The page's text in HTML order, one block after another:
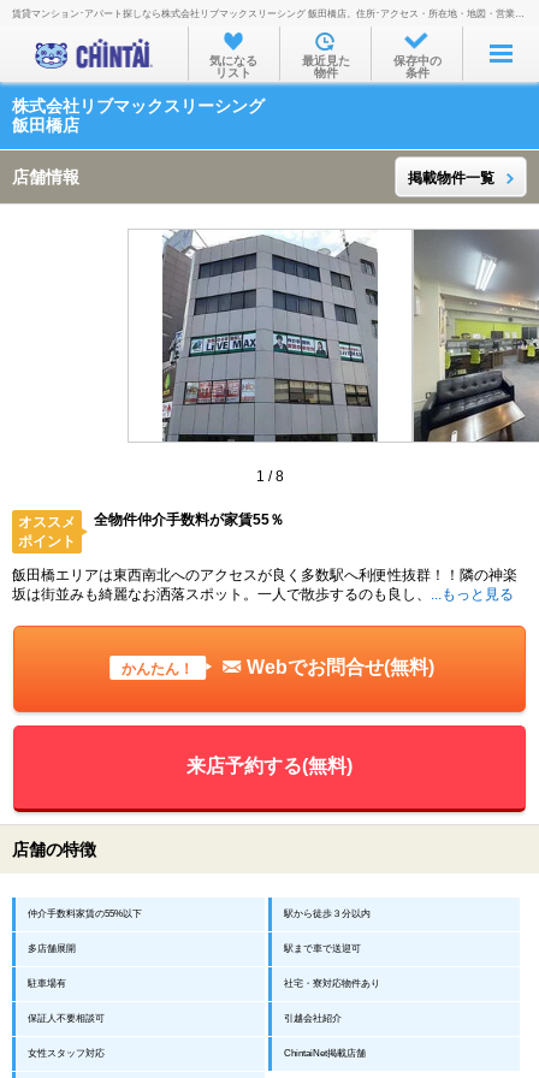
お部屋を探す
沿線・駅から
通勤通学時間から
物件特集から
不動産会社から
TOP
賃貸マンション･アパート探しなら株式会社リブマックスリーシング 飯田橋店。住所･アクセス・所在地・地図・営業時間・定休日・電話番号などを掲載。
気になる
リスト
最近見た
物件
保存中の
条件
株式会社リブマックスリーシング
飯田橋店
店舗情報 掲載物件一覧
1 /8
オススメ
ポイント
全物件仲介手数料が家賃55％
飯田橋エリアは東西南北へのアクセスが良く多数駅へ利便性抜群！！隣の神楽
坂は街並みも綺麗なお洒落スポット。一人で散歩するのも良し、
...もっと見る
かんたん！ Webでお問合せ(無料)
来店予約する(無料)
店舗の特徴
仲介手数料家賃の55%以下 駅から徒歩３分以内
多店舗展開 駅まで車で送迎可
駐車場有 社宅・寮対応物件あり
保証人不要相談可 引越会社紹介
女性スタッフ対応 ChintaiNet掲載店舗